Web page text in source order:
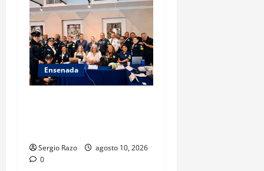
Ensenada
Sergio Razo
agosto 10, 2026
0